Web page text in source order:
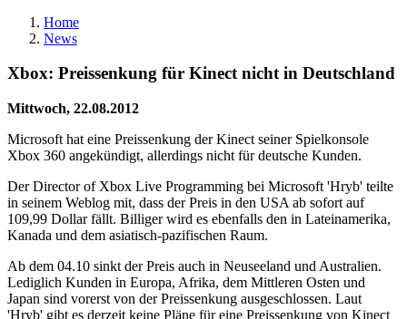
Home
News
Xbox: Preissenkung für Kinect nicht in Deutschland
Mittwoch, 22.08.2012
Microsoft hat eine Preissenkung der Kinect seiner Spielkonsole
Xbox 360 angekündigt, allerdings nicht für deutsche Kunden.
Der Director of Xbox Live Programming bei Microsoft 'Hryb' teilte
in seinem Weblog mit, dass der Preis in den USA ab sofort auf
109,99 Dollar fällt. Billiger wird es ebenfalls den in Lateinamerika,
Kanada und dem asiatisch-pazifischen Raum.
Ab dem 04.10 sinkt der Preis auch in Neuseeland und Australien.
Lediglich Kunden in Europa, Afrika, dem Mittleren Osten und
Japan sind vorerst von der Preissenkung ausgeschlossen. Laut
'Hryb' gibt es derzeit keine Pläne für eine Preissenkung von Kinect